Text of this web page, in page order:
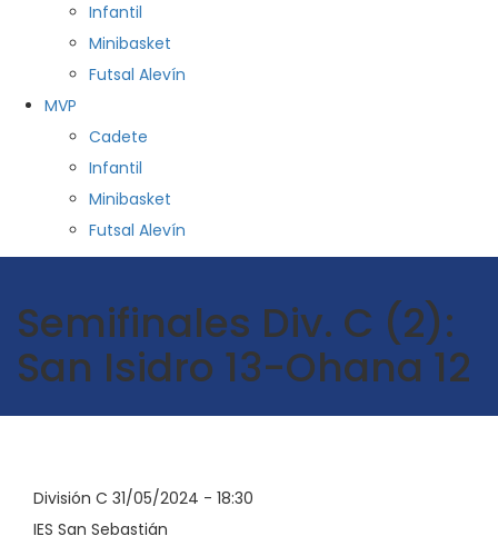
Infantil
Minibasket
Futsal Alevín
MVP
Cadete
Infantil
Minibasket
Futsal Alevín
Semifinales Div. C (2):
San Isidro 13-Ohana 12
División C 31/05/2024 - 18:30
IES San Sebastián